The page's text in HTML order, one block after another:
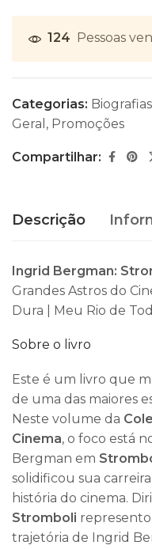
124 Pessoas
Categorias: Biografias
Geral , Promoções
Compartilhar:
Descrição
Ingrid Bergman:
Grandes Astros do
Dura | Meu Rio de
Sobre o livro
Este é um livro que
de uma das maiores
Neste volume da
Cinema, o foco está
Bergman em
solidificou sua
história do cinema.
Stromboli
trajetória de Ingrid